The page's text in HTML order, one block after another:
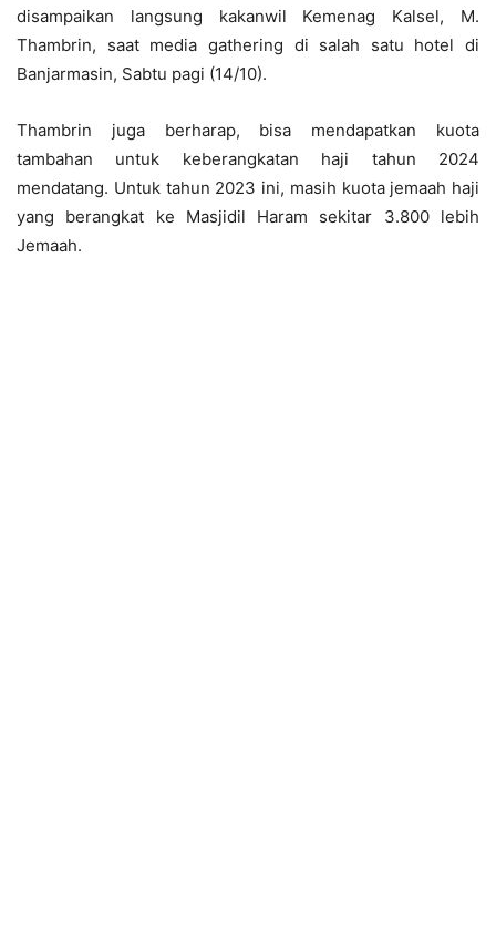
disampaikan langsung kakanwil Kemenag Kalsel, M.
Thambrin, saat media gathering di salah satu hotel di
Banjarmasin, Sabtu pagi (14/10).
Thambrin juga berharap, bisa mendapatkan kuota
tambahan untuk keberangkatan haji tahun 2024
mendatang. Untuk tahun 2023 ini, masih kuota jemaah haji
yang berangkat ke Masjidil Haram sekitar 3.800 lebih
Jemaah.